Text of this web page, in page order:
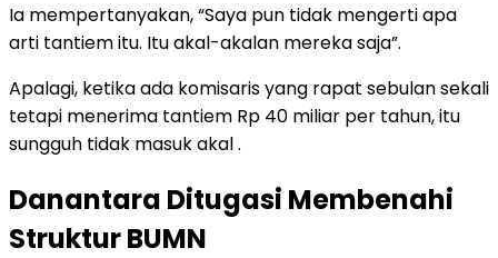
Ia mempertanyakan, “Saya pun tidak mengerti apa
arti tantiem itu. Itu akal-akalan mereka saja”.
Apalagi, ketika ada komisaris yang rapat sebulan sekali
tetapi menerima tantiem Rp 40 miliar per tahun, itu
sungguh tidak masuk akal .
Danantara Ditugasi Membenahi
Struktur BUMN